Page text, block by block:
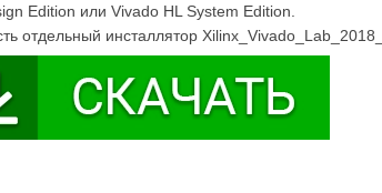
Edition или Vivado HL System Edition.
отдельный инсталлятор